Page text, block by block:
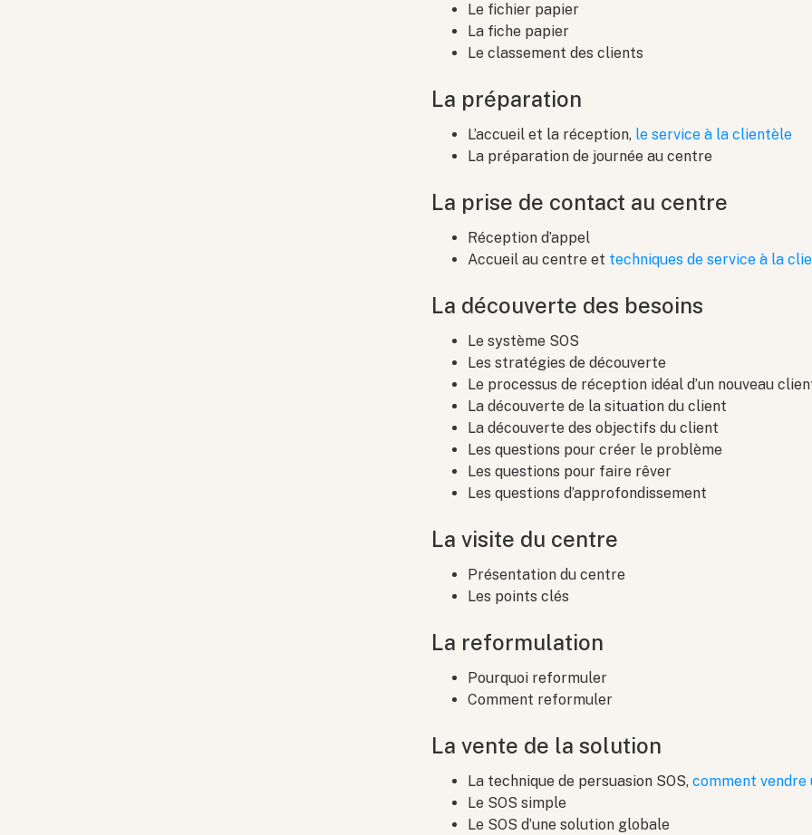
Le fichier papier
La fiche papier
Le classement des clients
La préparation
L’accueil et la réception, le service à la clientèle
La préparation de journée au centre
La prise de contact au centre
Réception d’appel
Accueil au centre et techniques de service à la
La découverte des besoins
Le système SOS
Les stratégies de découverte
Le processus de réception idéal d’un nouveau
La découverte de la situation du client
La découverte des objectifs du client
Les questions pour créer le problème
Les questions pour faire rêver
Les questions d’approfondissement
La visite du centre
Présentation du centre
Les points clés
La reformulation
Pourquoi reformuler
Comment reformuler
La vente de la solution
La technique de persuasion SOS,comment vendre
Le SOS simple
Le SOS d’une solution globale